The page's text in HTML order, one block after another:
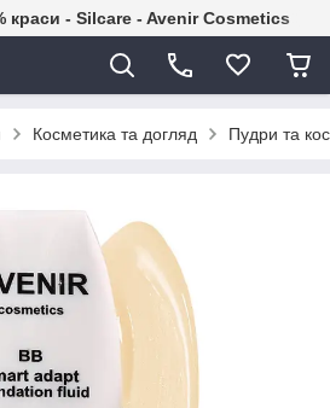
краси - Silcare - Avenir Cosmetics
Косметика та догляд Пудри та